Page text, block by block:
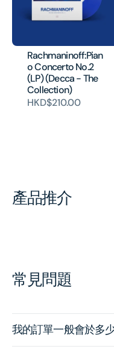
Rachmaninoff:Pian
o Concerto No.2
(LP) (Decca - The
Collection)
HKD$210.00
產品推介
常見問題
我的訂單一般會於多